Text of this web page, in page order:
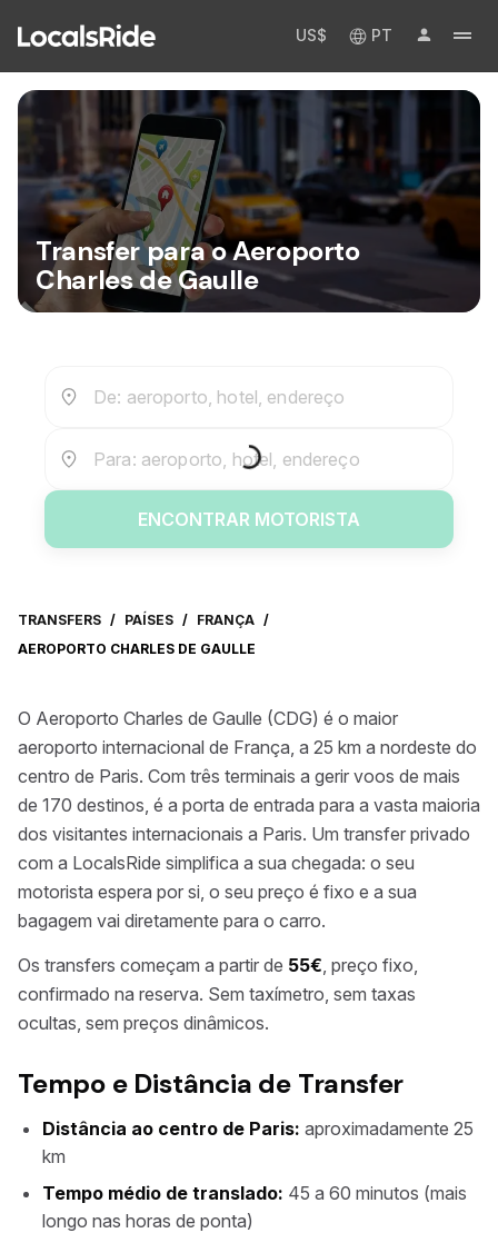
US$ PT
Transfer para o Aeroporto
Charles de Gaulle
De: aeroporto, hotel, endereço
Para: aeroporto, hotel, endereço
ENCONTRAR MOTORISTA
TRANSFERS / PAÍSES / FRANÇA /
AEROPORTO CHARLES DE GAULLE
O Aeroporto Charles de Gaulle (CDG) é o maior
aeroporto internacional de França, a 25 km a nordeste do
centro de Paris. Com três terminais a gerir voos de mais
de 170 destinos, é a porta de entrada para a vasta maioria
dos visitantes internacionais a Paris. Um transfer privado
com a LocalsRide simplifica a sua chegada: o seu
motorista espera por si, o seu preço é fixo e a sua
bagagem vai diretamente para o carro.
Os transfers começam a partir de 55€, preço fixo,
confirmado na reserva. Sem taxímetro, sem taxas
ocultas, sem preços dinâmicos.
Tempo e Distância de Transfer
Distância ao centro de Paris: aproximadamente 25
km
Tempo médio de translado: 45 a 60 minutos (mais
longo nas horas de ponta)